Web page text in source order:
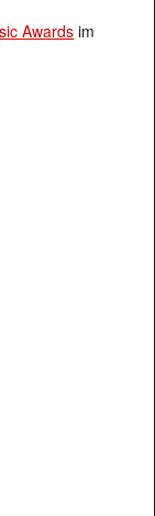
Awardsim